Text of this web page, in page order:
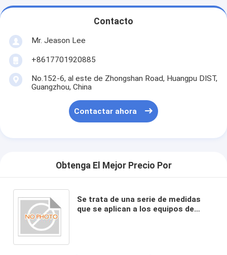
Contacto
Mr. Jeason Lee
+8617701920885
No.152-6, al este de Zhongshan Road, Huangpu DIST,
Guangzhou, China
Contactar ahora
Obtenga El Mejor Precio Por
Se trata de una serie de medidas
que se aplican a los equipos de